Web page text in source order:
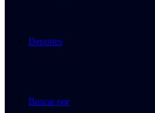
Deportes
Buscar por